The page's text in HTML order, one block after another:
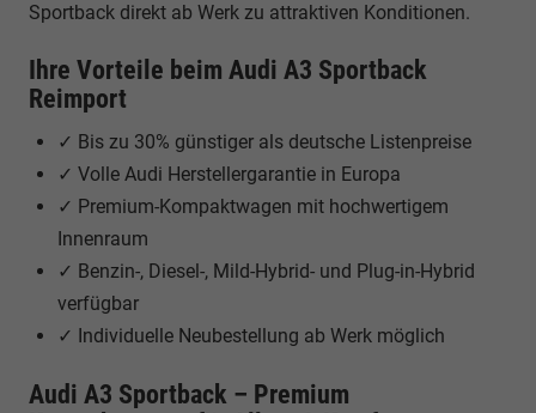
Sportback direkt ab Werk zu attraktiven Konditionen.
Ihre Vorteile beim Audi A3 Sportback
Reimport
✓ Bis zu 30% günstiger als deutsche Listenpreise
✓ Volle Audi Herstellergarantie in Europa
✓ Premium-Kompaktwagen mit hochwertigem
Innenraum
✓ Benzin-, Diesel-, Mild-Hybrid- und Plug-in-Hybrid
verfügbar
✓ Individuelle Neubestellung ab Werk möglich
Audi A3 Sportback – Premium